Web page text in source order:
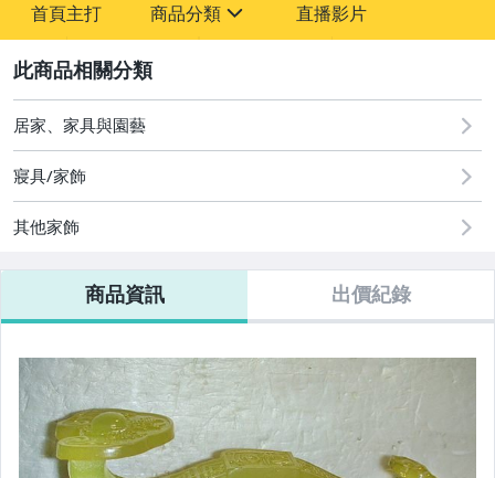
首頁主打 商品分類
其它
直播影片
居家、家具與園藝
寢具/家飾
其他家飾
商品資訊 出價紀錄